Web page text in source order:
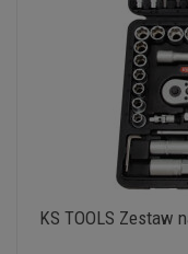
KS TOOLS Zestaw